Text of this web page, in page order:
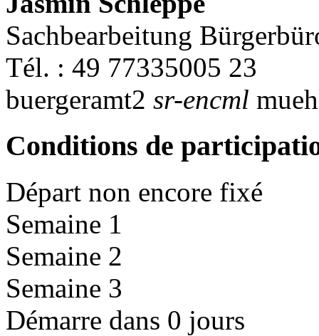
Sachbearbeitung
Tél. : 49 77335005 23
buergeramt2 sr-encml
Conditions de
Départ non encore fixé
Semaine 1
Semaine 2
Semaine 3
Démarre dans 0 jours